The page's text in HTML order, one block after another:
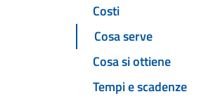
Costi
Cosa serve
Cosa si ottiene
Tempi e scadenze